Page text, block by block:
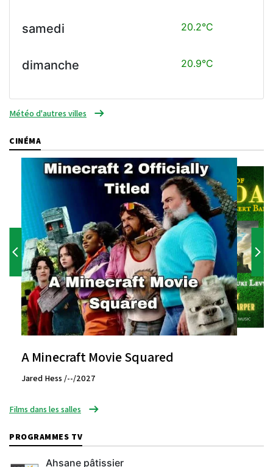
samedi 20.2°C
dimanche 20.9°C
Météo d'autres villes
CINÉMA
A Minecraft Movie Squared
Jared Hess /--/2027
Films dans les salles
PROGRAMMES TV
Ahsane pâtissier